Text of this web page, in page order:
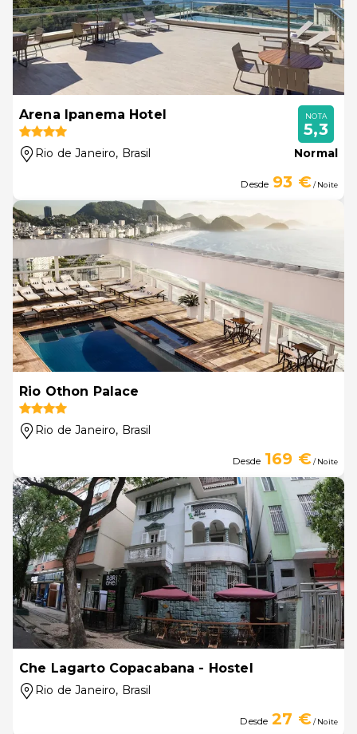
Arena Ipanema Hotel
Rio de Janeiro, Brasil
NOTA
5,3
Normal
Desde 93 €/ Noite
Rio Othon Palace
Rio de Janeiro, Brasil
Desde 169 €/ Noite
Che Lagarto Copacabana - Hostel
Rio de Janeiro, Brasil
Desde 27 €/ Noite